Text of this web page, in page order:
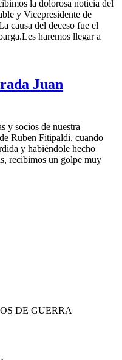
la dolorosa noticia del
y Vicepresidente de
causa del deceso fue el
haremos llegar a
Juan
y socios de nuestra
Ruben Fitipaldi, cuando
y habiéndole hecho
recibimos un golpe muy
DE GUERRA